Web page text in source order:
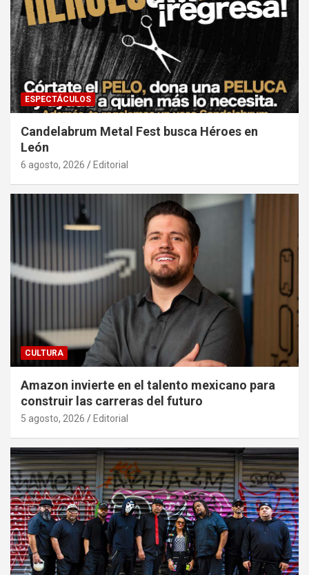
ESPECTÁCULOS
Candelabrum Metal Fest busca Héroes en
León
6 agosto, 2026 Editorial
CULTURA
Amazon invierte en el talento mexicano para
construir las carreras del futuro
5 agosto, 2026 Editorial